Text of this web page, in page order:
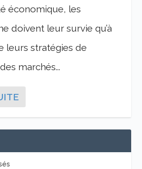
économique, les
doivent leur survie qu’à
leurs stratégies de
marchés...